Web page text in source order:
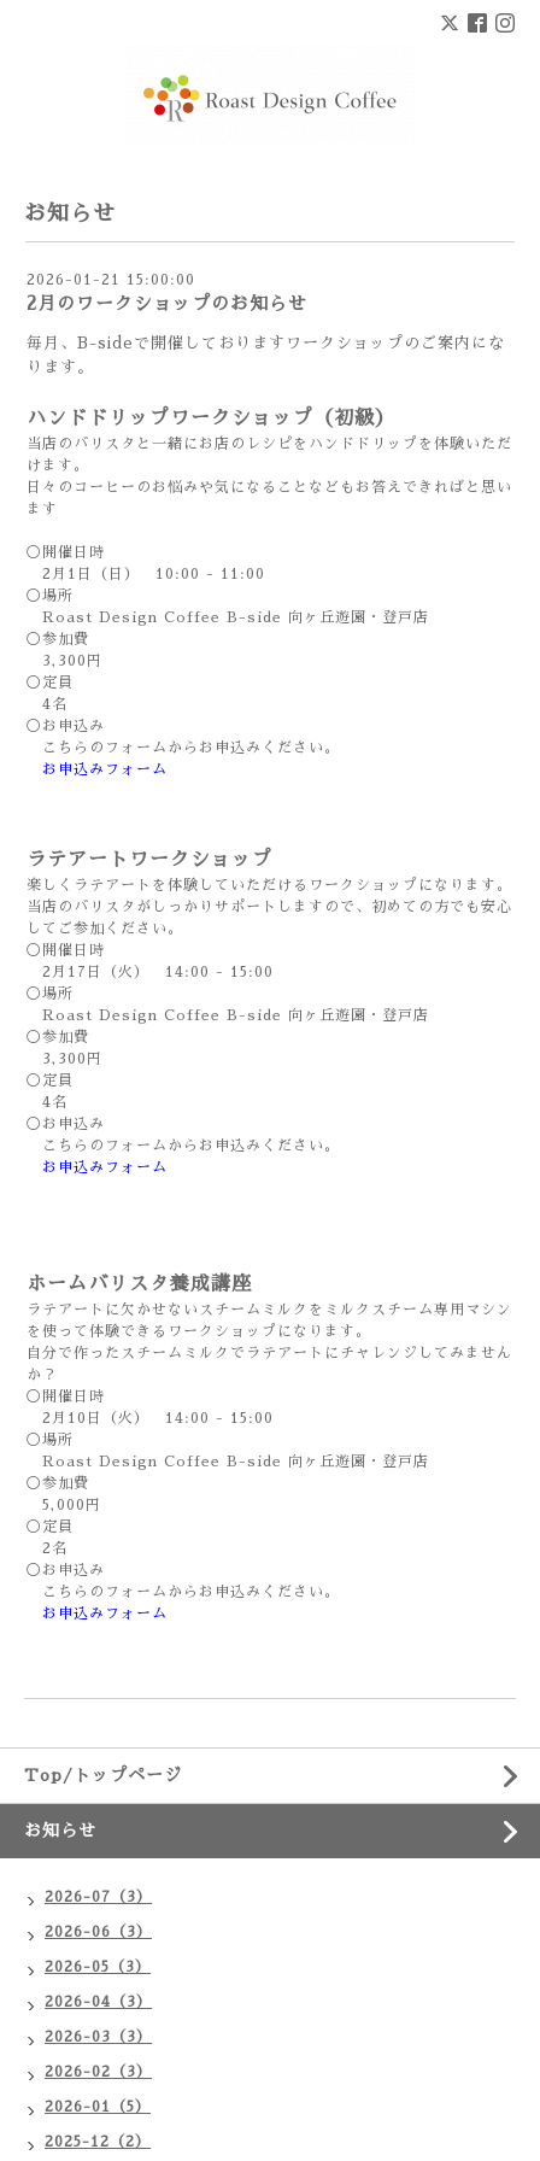
お知らせ
2026-01-21 15:00:00
2月のワークショップのお知らせ
毎月、B-sideで開催しておりますワークショップのご案内にな
ります。
ハンドドリップワークショップ （初級）
当店のバリスタと一緒にお店のレシピをハンドドリップを体験いただ
けます。
日々のコーヒーのお悩みや気になることなどもお答えできればと思い
ます
◯開催日時
2月1日（日） 10:00 - 11:00
◯場所
Roast Design Coffee B-side 向ヶ丘遊園・登戸店
◯参加費
3,300円
◯定員
4名
◯お申込み
こちらのフォームからお申込みください。
お申込みフォーム
ラテアートワークショップ
楽しくラテアートを体験していただけるワークショップになります。
当店のバリスタがしっかりサポートしますので、初めての方でも安心
してご参加ください。
◯開催日時
2月17日（火） 14:00 - 15:00
◯場所
Roast Design Coffee B-side 向ヶ丘遊園・登戸店
◯参加費
3,300円
◯定員
4名
◯お申込み
こちらのフォームからお申込みください。
お申込みフォーム
ホームバリスタ養成講座
ラテアートに欠かせないスチームミルクをミルクスチーム専用マシン
を使って体験できるワークショップになります。
自分で作ったスチームミルクでラテアートにチャレンジしてみません
か？
◯開催日時
2月10日（火） 14:00 - 15:00
◯場所
Roast Design Coffee B-side 向ヶ丘遊園・登戸店
◯参加費
5,000円
◯定員
2名
◯お申込み
こちらのフォームからお申込みください。
お申込みフォーム
Top/トップページ
お知らせ
2026-07（3）
2026-06（3）
2026-05（3）
2026-04（3）
2026-03（3）
2026-02（3）
2026-01（5）
2025-12（2）